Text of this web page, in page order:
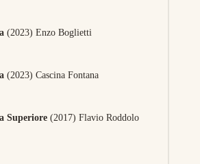
(2023) Enzo Boglietti
(2023) Cascina Fontana
Superiore(2017) Flavio Roddolo